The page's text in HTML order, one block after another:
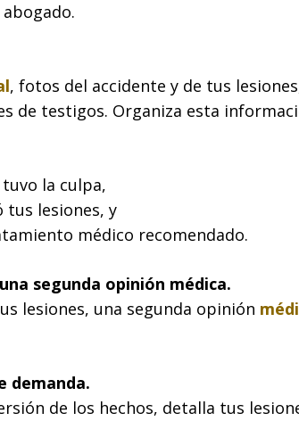
, fotos del accidente y de tus
de testigos. Organiza esta
la culpa,
tus lesiones, y
médico recomendado.
segunda opinión médica.
lesiones, una segunda opinión
demanda.
de los hechos, detalla tus